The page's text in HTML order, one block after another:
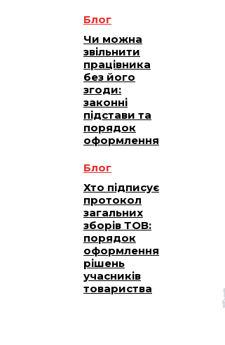
Блог
Чи можна
звільнити
працівника
без його
згоди:
законні
підстави та
порядок
оформлення
Блог
Хто підписує
протокол
загальних
зборів ТОВ:
порядок
оформлення
рішень
учасників
товариства